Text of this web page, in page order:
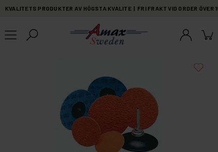
KVALITETS PRODUKTER AV HÖGSTA KVALITE | FRI FRAKT VID ORDER